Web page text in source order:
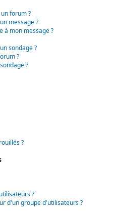
forum ?
message ?
à mon message ?
sondage ?
?
?
?
?
d'un groupe d'utilisateurs ?